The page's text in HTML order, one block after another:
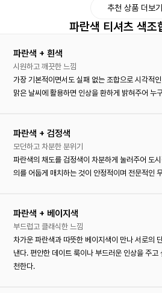
추천 상품 더보기
파란색 티셔츠 색조
파란색 + 흰색
시원하고 깨끗한 느낌
가장 기본적이면서도 실패 없는 조합으로 시각적
맑은 날씨에 활용하면 인상을 환하게 밝혀주어 누
파란색 + 검정색
모던하고 차분한 분위기
파란색의 채도를 검정색이 차분하게 눌러주어 도
의를 어둡게 매치하는 것이 안정적이며 전문적인
파란색 + 베이지색
부드럽고 클래식한 느낌
차가운 파란색과 따뜻한 베이지색이 만나 서로의
낸다. 편안한 데이트 룩이나 부드러운 인상을 주
천한다.